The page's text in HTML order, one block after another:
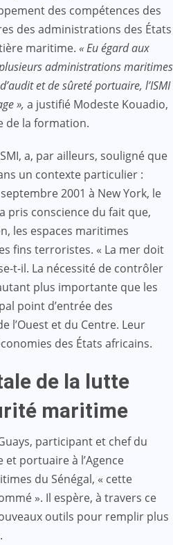
des compétences des
des administrations des États
maritime. « Eu égard aux
administrations maritimes
et de sûreté portuaire, l’ISMI
», a justifié Modeste Kouadio,
de la formation.
a, par ailleurs, souligné que
un contexte particulier :
2001 à New York, le
pris conscience du fait que,
les espaces maritimes
fins terroristes. « La mer doit
t-il. La nécessité de contrôler
plus importante que les
point d’entrée des
l’Ouest et du Centre. Leur
des États africains.
de la lutte
maritime
participant et chef du
portuaire à l’Agence
du Sénégal, « cette
». Il espère, à travers ce
outils pour remplir plus